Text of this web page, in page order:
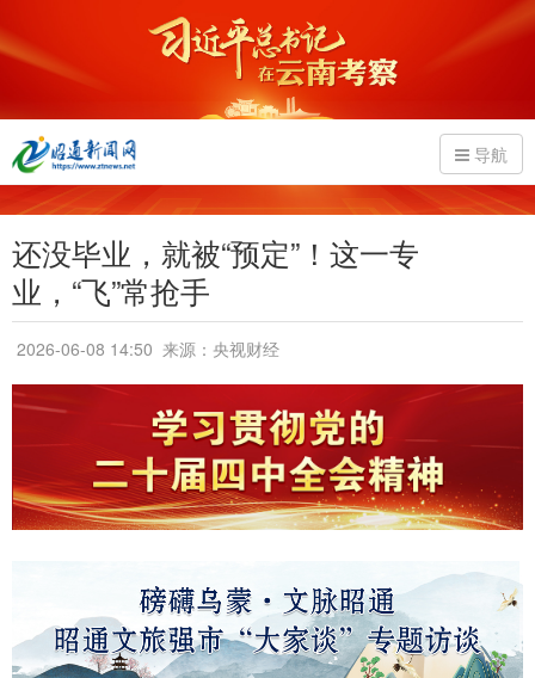
导航
还没毕业，就被“预定”！这一专
业，“飞”常抢手
2026-06-08 14:50 来源：央视财经